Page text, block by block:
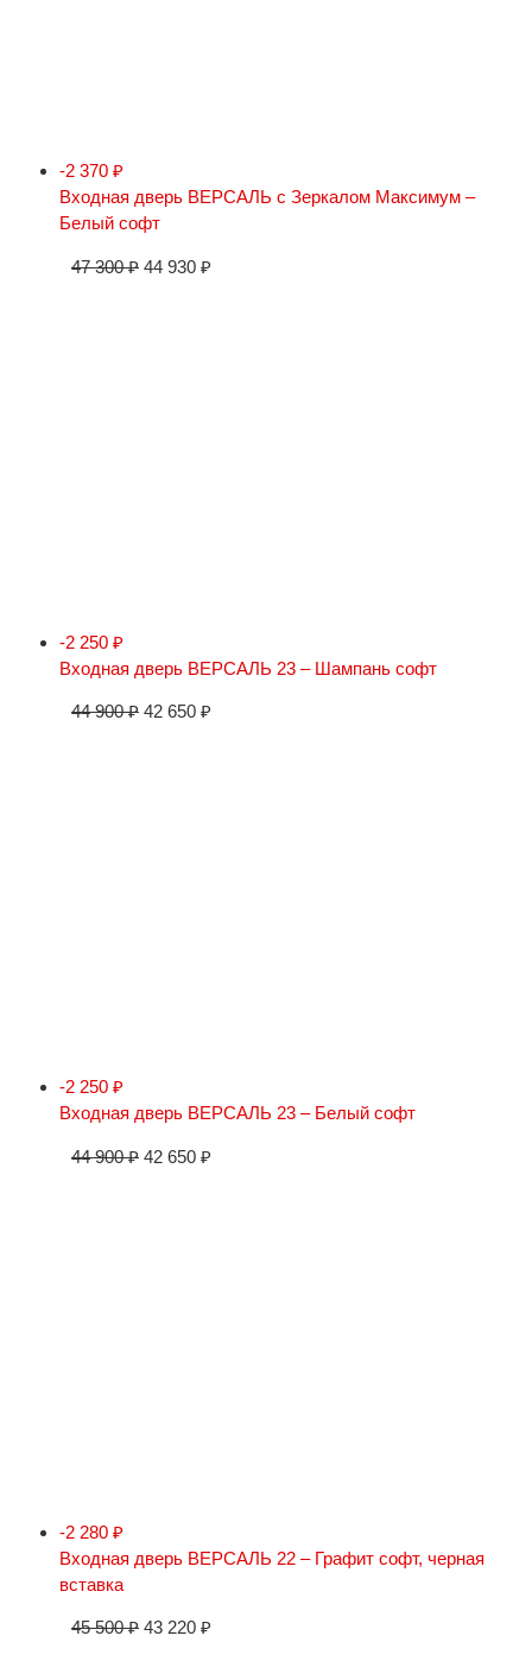
-2 370 ₽
Входная дверь ВЕРСАЛЬ с Зеркалом Максимум –
Белый софт
47 300₽ 44 930 ₽
-2 250 ₽
Входная дверь ВЕРСАЛЬ 23 – Шампань софт
44 900₽ 42 650 ₽
-2 250 ₽
Входная дверь ВЕРСАЛЬ 23 – Белый софт
44 900₽ 42 650 ₽
-2 280 ₽
Входная дверь ВЕРСАЛЬ 22 – Графит софт, черная
вставка
45 500₽ 43 220 ₽